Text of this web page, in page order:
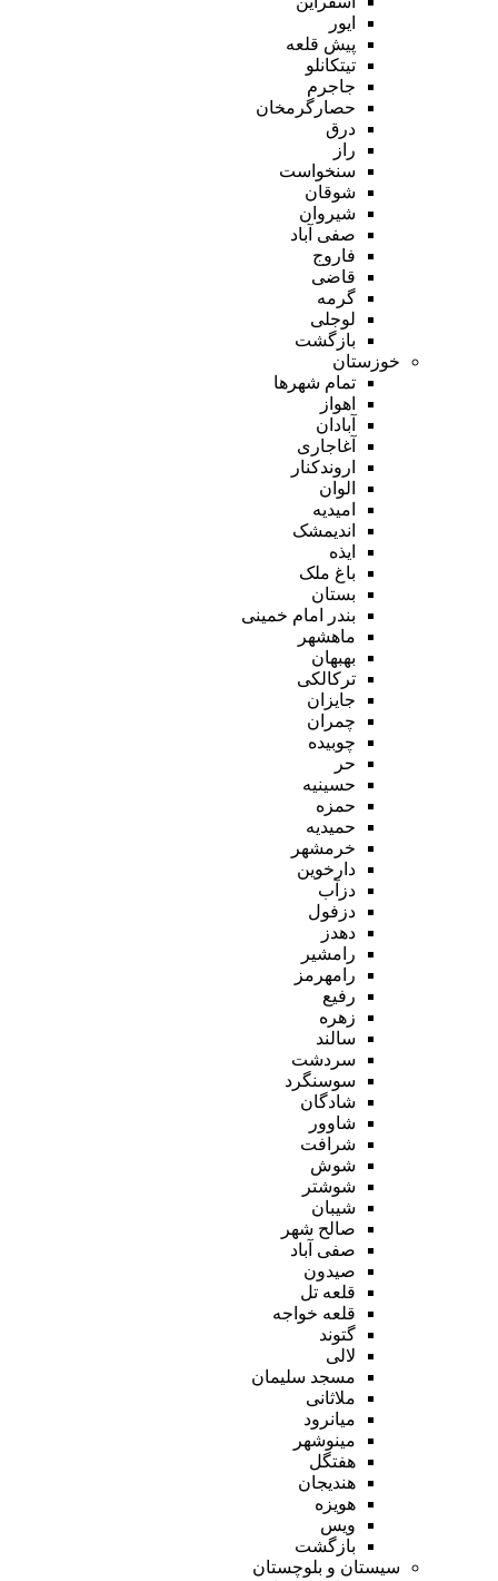
ایور
پیش قلعه
تیتکانلو
جاجرم
حصارگرمخان
درق
راز
سنخواست
شوقان
شیروان
صفی آباد
فاروج
قاضی
گرمه
لوجلی
بازگشت
خوزستان
تمام شهر‌ها
اهواز
آبادان
آغاجاری
اروندکنار
الوان
امیدیه
اندیمشک
ایذه
باغ ملک
بستان
بندر امام خمینی
ماهشهر
بهبهان
ترکالکی
جایزان
چمران
چوبیده
حر
حسینیه
حمزه
حمیدیه
خرمشهر
دارخوین
دزآب
دزفول
دهدز
رامشیر
رامهرمز
رفیع
زهره
سالند
سردشت
سوسنگرد
شادگان
شاوور
شرافت
شوش
شوشتر
شیبان
صالح شهر
صفی آباد
صیدون
قلعه تل
قلعه خواجه
گتوند
لالی
مسجد سلیمان
ملاثانی
میانرود
مینوشهر
هفتگل
هندیجان
هویزه
ویس
بازگشت
سیستان و بلوچستان